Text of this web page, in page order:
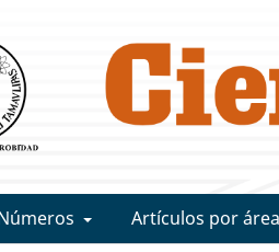
Artículos por área